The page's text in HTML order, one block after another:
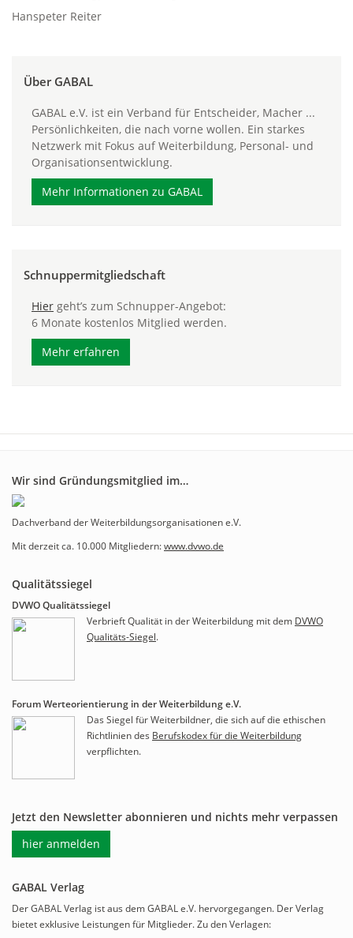
Hanspeter Reiter
Über GABAL
GABAL e.V. ist ein Verband für Entscheider, Macher ...
Persönlichkeiten, die nach vorne wollen. Ein starkes
Netzwerk mit Fokus auf Weiterbildung, Personal- und
Organisationsentwicklung.
Mehr Informationen zu GABAL
Schnuppermitgliedschaft
Hier geht’s zum Schnupper-Angebot:
6 Monate kostenlos Mitglied werden.
Mehr erfahren
Wir sind Gründungsmitglied im…
Dachverband der Weiterbildungsorganisationen e.V.
Mit derzeit ca. 10.000 Mitgliedern:www.dvwo.de
Qualitätssiegel
DVWO Qualitätssiegel
Verbrieft Qualität in der Weiterbildung mit dem DVWO
Qualitäts-Siegel.
Forum Werteorientierung in der Weiterbildung e.V.
Das Siegel für Weiterbildner, die sich auf die ethischen
Richtlinien des Berufskodex für die Weiterbildung
verpflichten.
Jetzt den Newsletter abonnieren und nichts mehr verpassen
hier anmelden
GABAL Verlag
Der GABAL Verlag ist aus dem GABAL e.V. hervorgegangen. Der Verlag
bietet exklusive Leistungen für Mitglieder. Zu den Verlagen: